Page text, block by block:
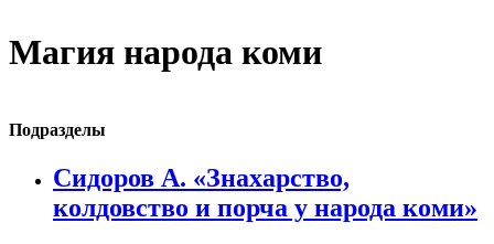
Магия народа коми
Подразделы
Сидоров А. «Знахарство,
колдовство и порча у народа коми»